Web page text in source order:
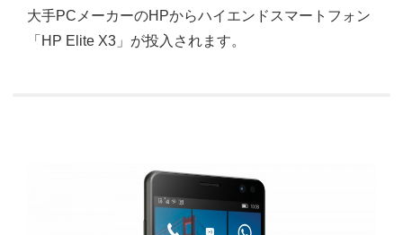
大手PCメーカーのHPからハイエンドスマートフォン
「HP Elite X3」が投入されます。